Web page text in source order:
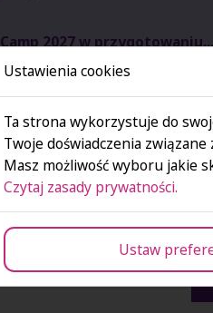
2027 w przygotowaniu...
SAN Summer
Ustawienia cookies
Ta strona wykorzystuje do
Twoje doświadczenia
Masz możliwość wyboru jakie
Czytaj zasady prywatności.
Ustaw